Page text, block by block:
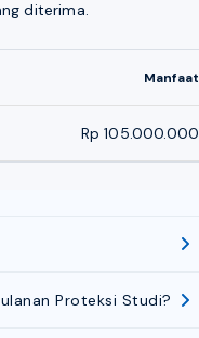
diterima.
Manfaat
Rp 105.000.000
Proteksi Studi?